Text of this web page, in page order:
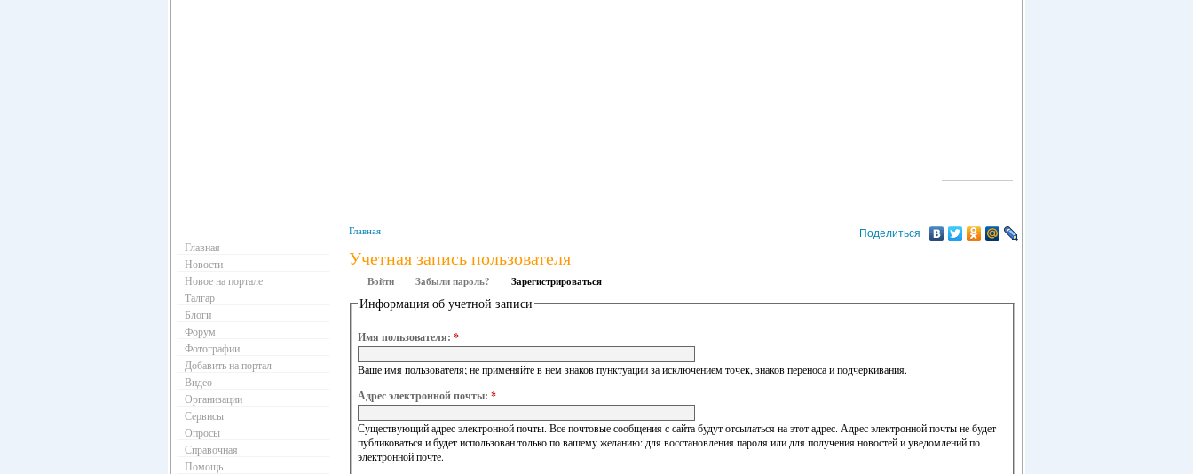
Поделиться
Главная
Учетная запись пользователя
Войти Забыли пароль? Зарегистрироваться
Информация об учетной записи
Имя пользователя: *
Ваше имя пользователя; не применяйте в нем знаков пунктуации за исключением точек, знаков переноса и подчеркивания.
Адрес электронной почты: *
Существующий адрес электронной почты. Все почтовые сообщения с сайта будут отсылаться на этот адрес. Адрес электронной почты не будет
публиковаться и будет использован только по вашему желанию: для восстановления пароля или для получения новостей и уведомлений по
электронной почте.
Главная
Новости
Новое на портале
Талгар
Блоги
Форум
Фотографии
Добавить на портал
Видео
Организации
Сервисы
Опросы
Справочная
Помощь